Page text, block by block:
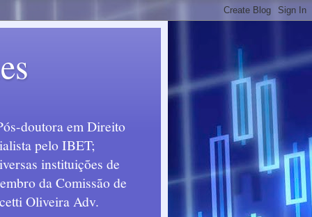
doutora em Direito
pelo IBET;
instituições de
da Comissão de
Oliveira Adv.